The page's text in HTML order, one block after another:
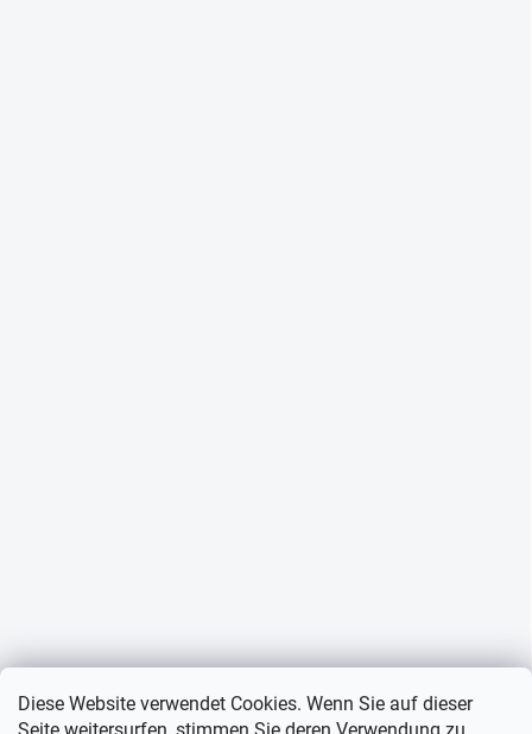
Diese Website verwendet Cookies. Wenn Sie auf dieser